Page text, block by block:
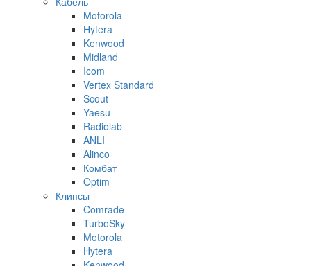
Motorola
Hytera
Kenwood
Midland
Icom
Vertex Standard
Scout
Yaesu
Radiolab
ANLI
Alinco
Комбат
Optim
Клипсы
Comrade
TurboSky
Motorola
Hytera